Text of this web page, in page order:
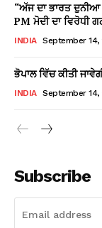
“ਅੱਜ ਦਾ ਭਾਰਤ
PM ਮੋਦੀ ਦਾ ਵਿਰੋਧੀ
INDIA September 14,
ਭੋਪਾਲ ਵਿੱਚ ਕੀਤੀ
INDIA September 14,
Subscribe